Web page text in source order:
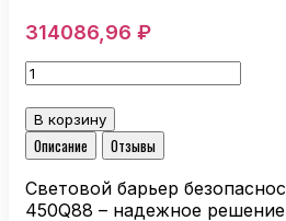
314086,96 ₽
Количество
товара
Световой
барьер
безопасности
Banner
LS2LP30-
В корзину
Описание
Отзывы
Световой барьер
450Q88 – надежное